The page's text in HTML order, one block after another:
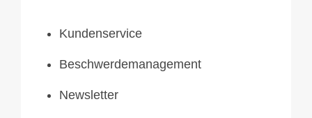
Kundenservice
Beschwerdemanagement
Newsletter